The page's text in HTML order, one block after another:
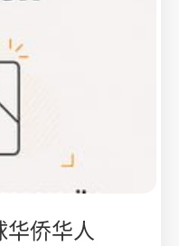
华侨华人